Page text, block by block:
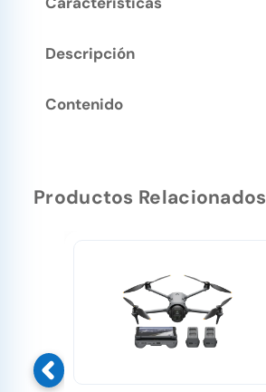
Descripción
Contenido
Productos Relacionados